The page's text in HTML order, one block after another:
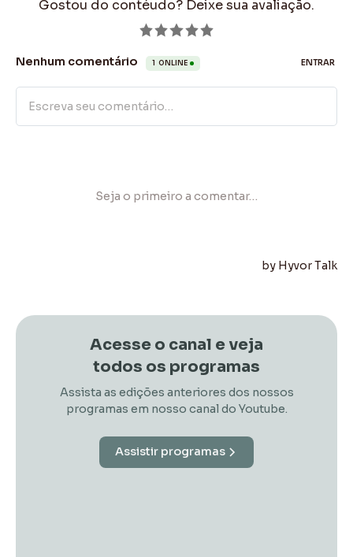
Acesse o canal e veja
todos os programas
Assista as edições anteriores dos nossos
programas em nosso canal do Youtube.
Assistir programas